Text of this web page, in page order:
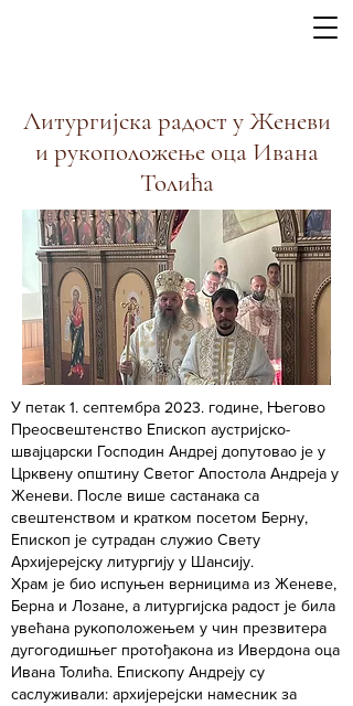
Литургијска радост у Женеви
и рукоположење оца Ивана
Толића
У петак 1. септембра 2023. године, Његово
Преосвештенство Епископ аустријско-
швајцарски Господин Андреј допутовао је у
Црквену општину Светог Апостола Андреја у
Женеви. После више састанака са
свештенством и кратком посетом Берну,
Епископ је сутрадан служио Свету
Архијерејску литургију у Шансију.
Храм је био испуњен верницима из Женеве,
Берна и Лозане, а литургијска радост је била
увећана рукоположењем у чин презвитера
дугогодишњег протођакона из Ивердона оца
Ивана Толића. Епископу Андреју су
саслуживали: архијерејски намесник за